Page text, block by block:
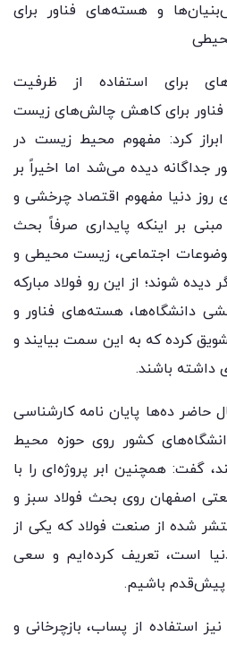
و هسته‌های فناور برای
برای استفاده از ظرفیت
برای کاهش چالش‌های زیست
کرد: مفهوم محیط زیست در
دیده می‌شد اما اخیراً بر
روز دنیا مفهوم اقتصاد چرخشی و
بر اینکه پایداری صرفاً بحث
اجتماعی، زیست محیطی و
دیده شوند؛ از این رو فولاد مبارکه
دانشگاه‌ها، هسته‌های فناور و
کرده که به این سمت بیایند و
داشته باشند.
حاضر ده‌ها پایان نامه کارشناسی
کشور روی حوزه محیط
گفت: همچنین ابر پروژه‌ای را با
اصفهان روی بحث فولاد سبز و
شده از صنعت فولاد که یکی از
است، تعریف کرده‌ایم و سعی
پیش‌قدم باشیم.
استفاده از پساب، بازچرخانی و